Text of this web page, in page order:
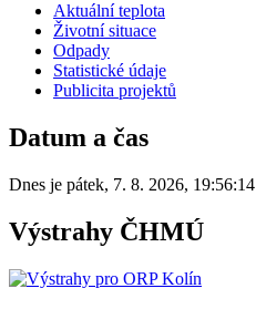
Aktuální teplota
Životní situace
Odpady
Statistické údaje
Publicita projektů
Datum a čas
Dnes je pátek, 7. 8. 2026, 19:56:14
Výstrahy ČHMÚ